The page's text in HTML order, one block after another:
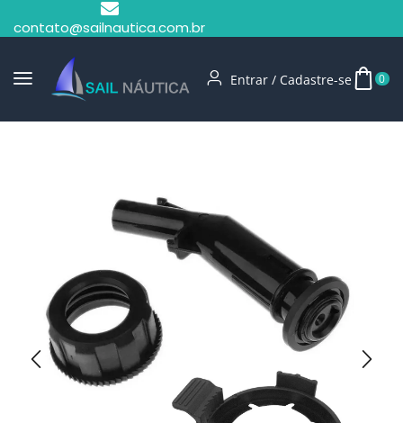
contato@sailnautica.com.br
Entrar / Cadastre-se 0